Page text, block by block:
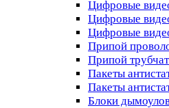
Цифровые
Цифровые
Цифровые
Припой
Припой
Пакеты
Пакеты
Блоки